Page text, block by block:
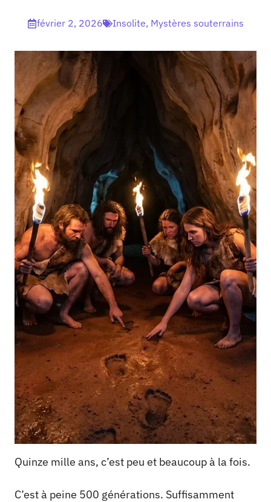
février 2, 2026 Insolite, Mystères souterrains
Quinze mille ans, c’est peu et beaucoup à la fois.
C’est à peine 500 générations. Suffisamment